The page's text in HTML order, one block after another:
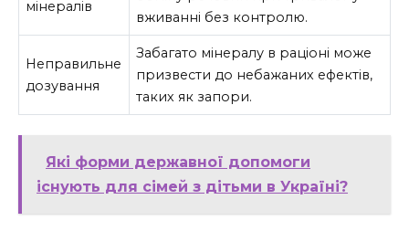
мінералів
вживанні без контролю.
Неправильне
дозування
Забагато мінералу в раціоні може
призвести до небажаних ефектів,
таких як запори.
Які форми державної допомоги
існують для сімей з дітьми в Україні?